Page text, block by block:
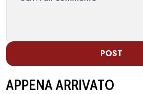
POST
APPENA ARRIVATO